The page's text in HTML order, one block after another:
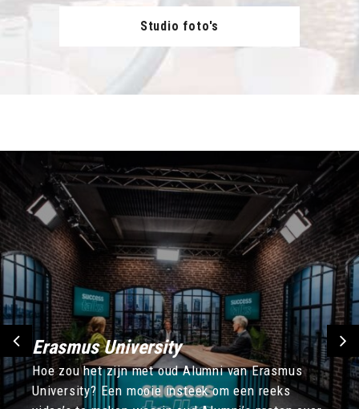
Studio foto's
Erasmus University
Hoe zou het zijn met oud Alumni van Erasmus
University? Een mooie insteek om een reeks